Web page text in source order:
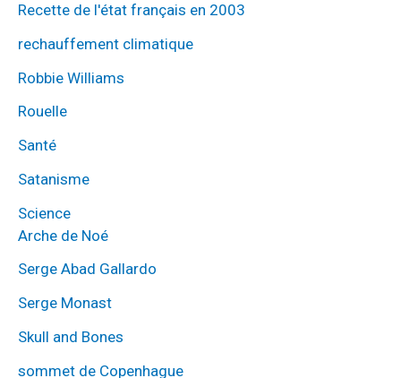
Recette de l'état français en 2003
rechauffement climatique
Robbie Williams
Rouelle
Santé
Satanisme
Science
Arche de Noé
Serge Abad Gallardo
Serge Monast
Skull and Bones
sommet de Copenhague